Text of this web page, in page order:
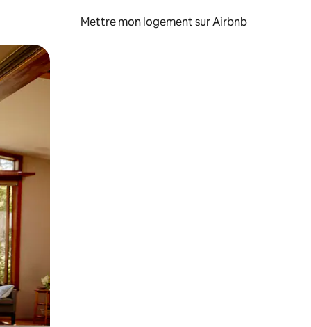
Mettre mon logement sur Airbnb
glisser.